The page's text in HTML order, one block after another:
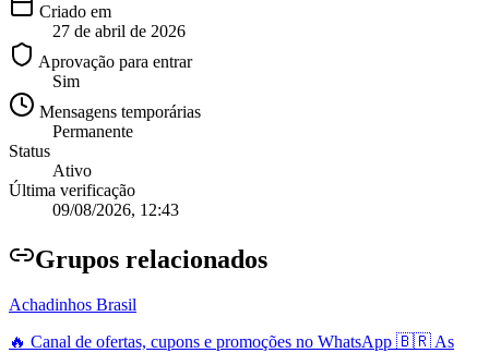
Criado em
27 de abril de 2026
Aprovação para entrar
Sim
Mensagens temporárias
Permanente
Status
Ativo
Última verificação
09/08/2026, 12:43
Grupos relacionados
Achadinhos Brasil
🔥 Canal de ofertas, cupons e promoções no WhatsApp 🇧🇷 As